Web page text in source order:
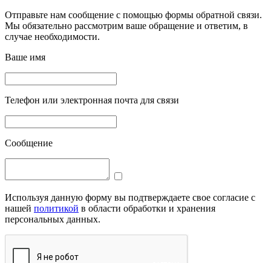
Отправьте нам сообщение с помощью формы обратной связи.
Мы обязательно рассмотрим ваше обращение и ответим, в
случае необходимости.
Ваше имя
Телефон или электронная почта для связи
Сообщение
Используя данную форму вы подтверждаете свое согласие с
нашей политикой в области обработки и хранения
персональных данных.